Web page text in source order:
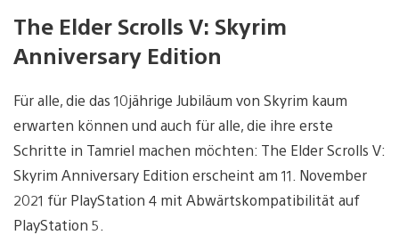
The Elder Scrolls V: Skyrim
Anniversary Edition
Für alle, die das 10jährige Jubiläum von Skyrim kaum
erwarten können und auch für alle, die ihre erste
Schritte in Tamriel machen möchten: The Elder Scrolls V:
Skyrim Anniversary Edition erscheint am 11. November
2021 für PlayStation 4 mit Abwärtskompatibilität auf
PlayStation 5.